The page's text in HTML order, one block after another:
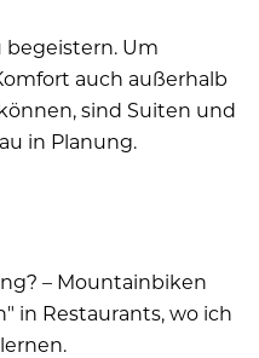
begeistern. Um
auch außerhalb
sind Suiten und
in Planung.
– Mountainbiken
in Restaurants, wo ich